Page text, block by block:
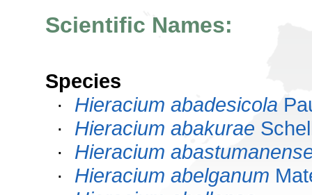
Scientific Names:
Species
· Hieracium abadesicola
· Hieracium abakurae
· Hieracium
· Hieracium abelganum